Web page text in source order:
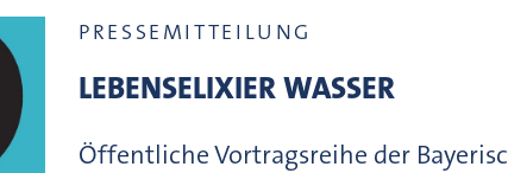
PRESSEMITTEILUNG
LEBENSELIXIER WASSER
Öffentliche Vortragsreihe der